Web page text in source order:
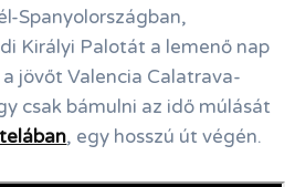
Spanyolországban,
Királyi Palotát a lemenő nap
jövőt Valencia Calatrava-
csak bámulni az idő múlását
, egy hosszú út végén.